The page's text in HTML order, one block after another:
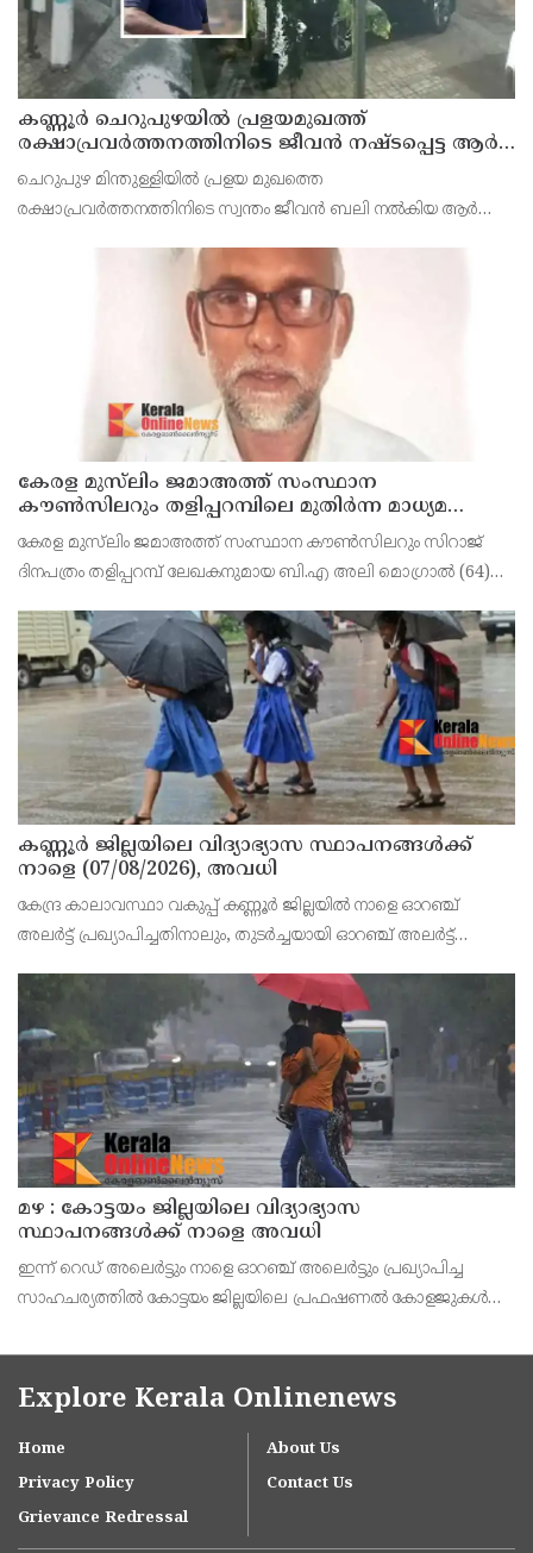
കണ്ണൂർ ചെറുപുഴയിൽ പ്രളയമുഖത്ത്
രക്ഷാപ്രവർത്തനത്തിനിടെ ജീവൻ നഷ്ടപ്പെട്ട ആർ.
രാജേഷിൻ്റെ ഭൗതിക ശരീരത്തോട് അനാദരവ്
കാണിച്ചതായി ആരോപണം
ചെറുപുഴ മിന്തുള്ളിയിൽ പ്രളയ മുഖത്തെ
രക്ഷാപ്രവർത്തനത്തിനിടെ സ്വന്തം ജീവൻ ബലി നൽകിയ ആർ
മൃതദേഹം തിരുവനന്തപുരത്തെ
കേരള മുസ്‌ലിം ജമാഅത്ത് സംസ്ഥാന
കൗൺസിലറും തളിപ്പറമ്പിലെ മുതിർന്ന മാധ്യമ
പ്രവർത്തകനുമായ ബി എ അലി മൊഗ്രാൽ
നിര്യാതനായി
കേരള മുസ്‌ലിം ജമാഅത്ത് സംസ്ഥാന കൗൺസിലറും സിറാജ്
ദിനപത്രം തളിപ്പറമ്പ് ലേഖകനുമായ ബി.എ അലി മൊഗ്രാൽ (64)
ജമാഅത്ത് ജില്ലാ സെക്രട്ടറി, എസ്.വൈ.എ
കണ്ണൂർ ജില്ലയിലെ വിദ്യാഭ്യാസ സ്ഥാപനങ്ങള്‍ക്ക്
നാളെ (07/08/2026), അവധി
കേന്ദ്ര കാലാവസ്ഥാ വകുപ്പ് കണ്ണൂർ ജില്ലയിൽ നാളെ ഓറഞ്ച്
അലർട്ട് പ്രഖ്യാപിച്ചതിനാലും, തുടർച്ചയായി ഓറഞ്ച് അലർട്ട്
ജില്ലയിലെ പ്രൊഫഷണൽ കോളേജ് ഉൾപ്പടെ എല
മഴ : കോട്ടയം ജില്ലയിലെ വിദ്യാഭ്യാസ
സ്ഥാപനങ്ങൾക്ക് നാളെ അവധി
ഇന്ന് റെഡ് അലെർട്ടും നാളെ ഓറഞ്ച് അലെർട്ടും പ്രഖ്യാപിച്ച
സാഹചര്യത്തിൽ കോട്ടയം ജില്ലയിലെ പ്രഫഷണൽ കോളജുകൾ
വെള്ളി) ജില്ലാ കളക്ടർ ചേതൻ കുമാർ മീ
Explore Kerala Onlinenews
Home
About Us
Privacy Policy
Contact Us
Grievance Redressal